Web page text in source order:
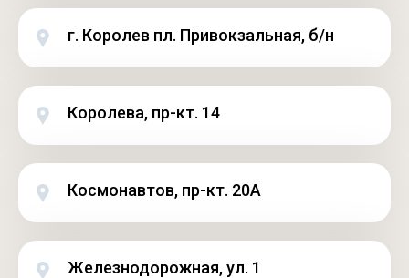
г. Королев пл. Привокзальная, б/н
Королева, пр-кт. 14
Космонавтов, пр-кт. 20А
Железнодорожная, ул. 1